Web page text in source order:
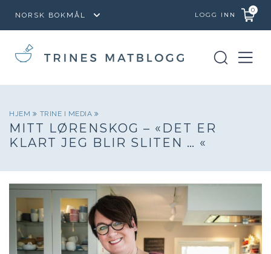
LOGG INN
0
HJEM TRINE I MEDIA
MITT LØRENSKOG – «DET ER
KLART JEG BLIR SLITEN … «